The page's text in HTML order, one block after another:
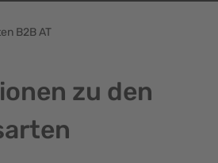
B2B AT
zu den